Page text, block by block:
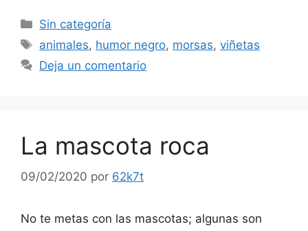
Categorías
Sin categoría
Etiquetas
animales, humor negro, morsas,viñetas
Deja un comentario
La mascota roca
09/02/2020 por 62k7t
No te metas con las mascotas; algunas son